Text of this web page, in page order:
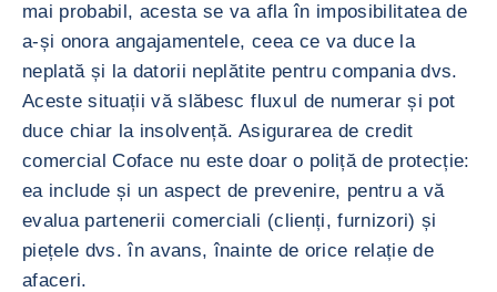
mai probabil, acesta se va afla în imposibilitatea de
a-și onora angajamentele, ceea ce va duce la
neplată și la datorii neplătite pentru compania dvs.
Aceste situații vă slăbesc fluxul de numerar și pot
duce chiar la insolvență. Asigurarea de credit
comercial Coface nu este doar o poliță de protecție:
ea include și un aspect de prevenire, pentru a vă
evalua partenerii comerciali (clienți, furnizori) și
piețele dvs. în avans, înainte de orice relație de
afaceri.